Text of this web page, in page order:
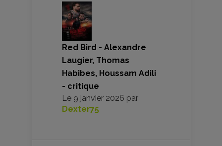
Red Bird - Alexandre
Laugier, Thomas
Habibes, Houssam Adili
- critique
Le 9 janvier 2026 par
Dexter75